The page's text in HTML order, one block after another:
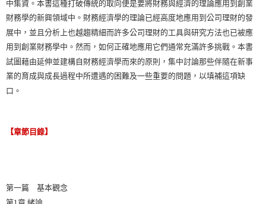
中集資。本書這種打破傳統的取向便是要將財務與經濟的理論應用到創業
財務學的新興領域中。財務經濟學的理論已經高度地應用到公司理財的發
展中，並且分析上也越趨精細而許多公司理財的工具與研究方法也已被應
用到創業財務學中。然而，如何正確地應用它們通常充滿許多挑戰。本書
試圖藉由延伸並建構自財務經濟學而來的原則，集中討論那些伴隨在新事
業的育成與成長過程中所遭遇的困難及一些重要的問題，以填補這項缺
口。
【章節目錄】
第一篇 基本觀念
第1章 緒論